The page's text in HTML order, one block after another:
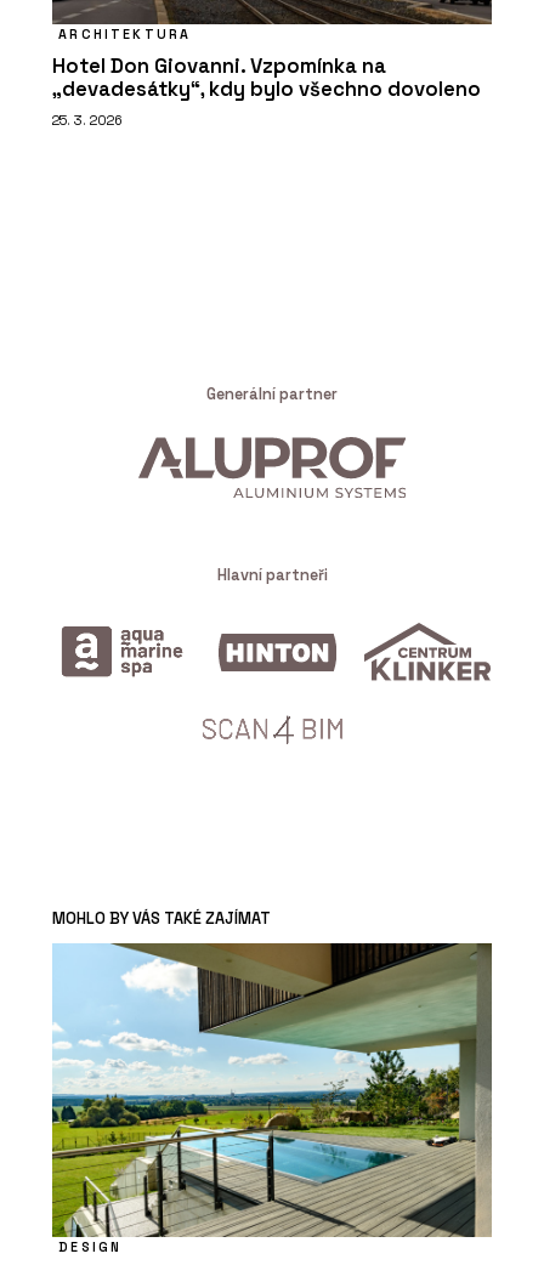
ARCHITEKTURA
Hotel Don Giovanni. Vzpomínka na
„devadesátky“, kdy bylo všechno dovoleno
25. 3. 2026
Generální partner
Hlavní partneři
MOHLO BY VÁS TAKÉ ZAJÍMAT
DESIGN